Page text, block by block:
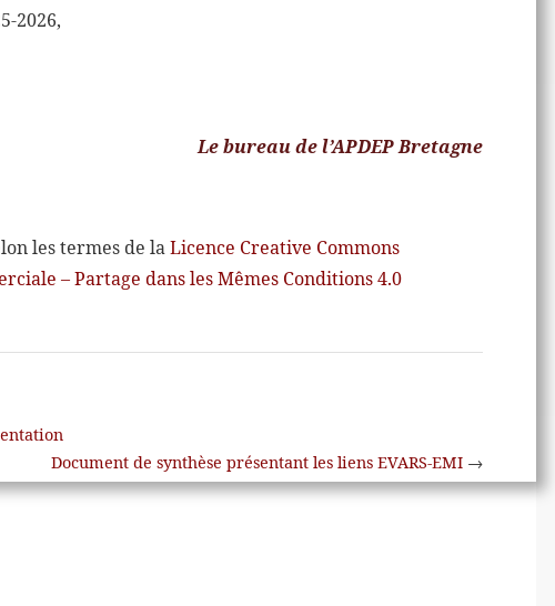
2026,
Le bureau de l’APDEP Bretagne
les termes de laLicence Creative Commons
– Partage dans les Mêmes Conditions 4.0
Document de synthèse présentant les liens EVARS-EMI→